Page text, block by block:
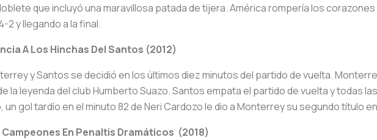
que incluyó una maravillosa patada de tijera. América rompería los corazones
2 y llegando a la final.
A Los Hinchas Del Santos (2012)
y Santos se decidió en los últimos diez minutos del partido de vuelta.
la leyenda del club Humberto Suazo. Santos empata el partido de vuelta y todas
gol tardío en el minuto 82 de Neri Cardozo le dio a Monterrey su segundo título
En Penaltis Dramáticos (2018)